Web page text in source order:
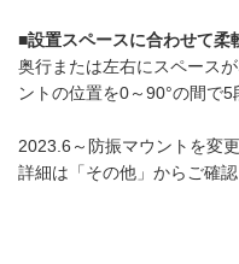
■設置スペースに合わせて柔
奥行または左右にスペース
ントの位置を0～90°の間で5
2023.6～防振マウントを変
詳細は「その他」からご確認